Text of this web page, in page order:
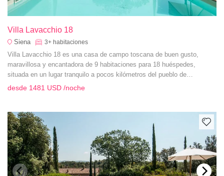
Villa Lavacchio 18
Siena 3+ habitaciones
Villa Lavacchio 18 es una casa de campo toscana de buen gusto,
maravillosa y encantadora de 9 habitaciones para 18 huéspedes,
situada en un lugar tranquilo a pocos kilómetros del pueblo de
Montalcino y cerca de un excelente número de fincas vinícolas.
desde 1481 USD /noche